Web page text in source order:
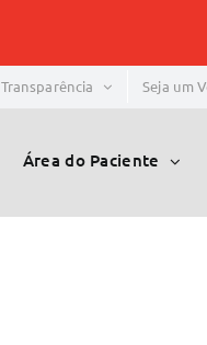
Transparência Seja um
Área do Paciente